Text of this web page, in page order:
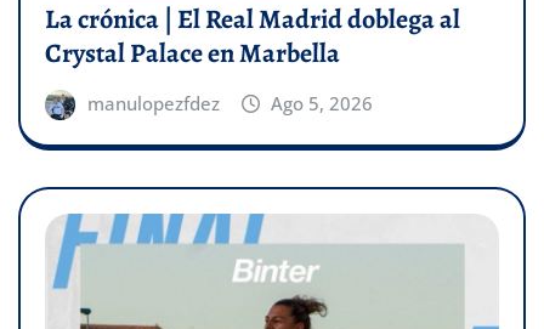
La crónica | El Real Madrid doblega al
Crystal Palace en Marbella
manulopezfdez Ago 5, 2026